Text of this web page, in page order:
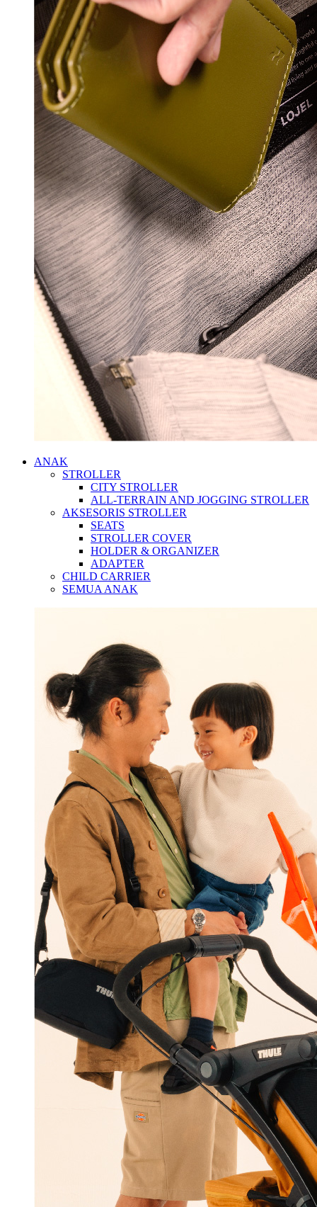
ANAK
STROLLER
CITY STROLLER
ALL-TERRAIN AND JOGGING STROLLER
AKSESORIS STROLLER
SEATS
STROLLER COVER
HOLDER & ORGANIZER
ADAPTER
CHILD CARRIER
SEMUA ANAK